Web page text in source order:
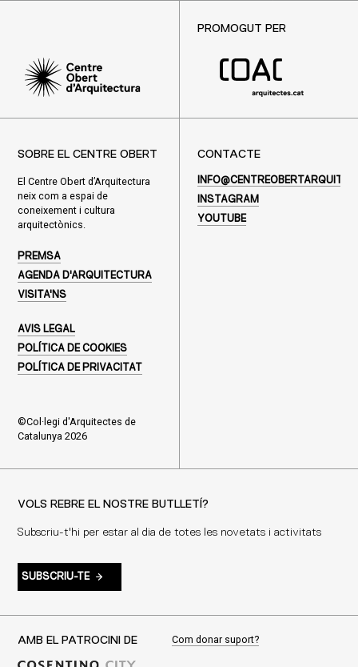
PROMOGUT PER
SOBRE EL CENTRE OBERT
El Centre Obert d’Arquitectura
neix com a espai de
coneixement i cultura
arquitectònics.
PREMSA
AGENDA D'ARQUITECTURA
VISITA'NS
AVIS LEGAL
POLÍTICA DE COOKIES
POLÍTICA DE PRIVACITAT
©Col·legi d'Arquitectes de
Catalunya 2026
CONTACTE
INSTAGRAM
YOUTUBE
VOLS REBRE EL NOSTRE BUTLLETÍ?
Subscriu-t'hi per estar al dia de totes les novetats i activitats
SUBSCRIU-TE
AMB EL PATROCINI DE Com donar suport?